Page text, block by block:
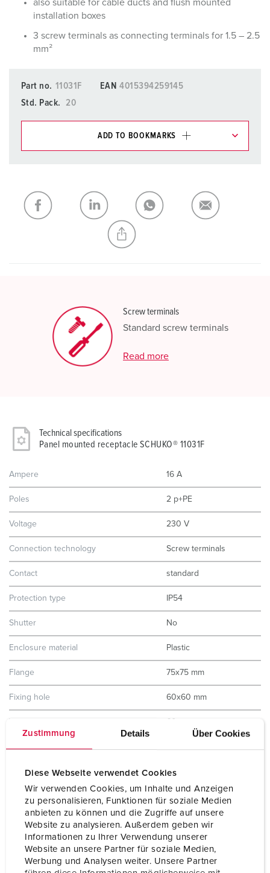
Zustimmung Details Über Cookies
Diese Webseite verwendet Cookies
Wir verwenden Cookies, um Inhalte und Anzeigen
zu personalisieren, Funktionen für soziale Medien
anbieten zu können und die Zugriffe auf unsere
Website zu analysieren. Außerdem geben wir
Informationen zu Ihrer Verwendung unserer
Website an unsere Partner für soziale Medien,
Werbung und Analysen weiter. Unsere Partner
also suitable for cable ducts and flush mounted
installation boxes
3 screw terminals as connecting terminals for 1.5 – 2.5
mm²
Part no. 11031F EAN 4015394259145
Std. Pack.
20
ADD TO BOOKMARKS
My list ADD
CREATE A NEW LIST
Screw terminals
Standard screw terminals
Read more
Technical specifications
Panel mounted receptacle SCHUKO® 11031F
Ampere 16 A
Poles 2 p+PE
Voltage 230 V
Connection technology Screw terminals
Contact standard
Protection type IP54
Shutter No
Enclosure material Plastic
Flange 75x75 mm
Fixing hole 60x60 mm
Certifications